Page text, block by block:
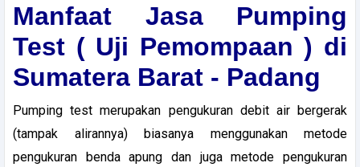
Manfaat Jasa Pumping
Test ( Uji Pemompaan ) di
Sumatera Barat - Padang
Pumping test merupakan pengukuran debit air bergerak
(tampak alirannya) biasanya menggunakan metode
pengukuran benda apung dan juga metode pengukuran